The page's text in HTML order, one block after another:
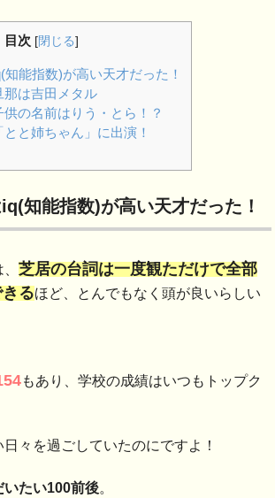
目次 [閉じる]
能指数)が高い天才だった！
は吉田メタル
の名前はりう・とら！？
と姉ちゃん」に出演！
知能指数)が高い天才だった！
、芝居の台詞は一度観ただけで全部
るほど、とんでもなく頭が良いらしい
もあり、学校の成績はいつもトップク
々を過ごしていたのにですよ！
いたい100前後。